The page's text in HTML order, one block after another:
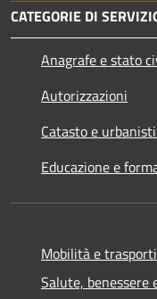
CATEGORIE DI
Anagrafe e stato
Autorizzazioni
Catasto e
Educazione e
Mobilità e trasporti
Salute, benessere